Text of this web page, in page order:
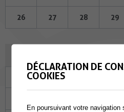
26 27 28 29
Ma
DÉCLARATION DE
COOKIES
En poursuivant votre